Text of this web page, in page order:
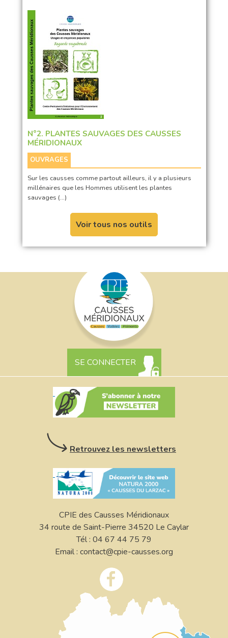
N°2. PLANTES SAUVAGES DES CAUSSES
MÉRIDIONAUX
OUVRAGES
Sur les causses comme partout ailleurs, il y a plusieurs
millénaires que les Hommes utilisent les plantes
sauvages (…)
Voir tous nos outils
SE CONNECTER
Retrouvez les newsletters
CPIE des Causses Méridionaux
34 route de Saint-Pierre 34520 Le Caylar
Tél : 04 67 44 75 79
Email : contact@cpie-causses.org